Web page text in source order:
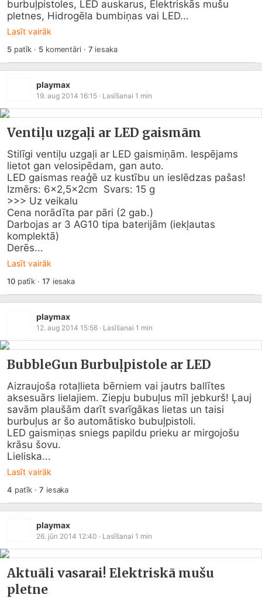
burbuļpistoles, LED auskarus, Elektriskās mušu
pletnes, Hidrogēla bumbiņas vai LED...
Lasīt vairāk
5patīk · 5komentāri · 7 iesaka
playmax
19. aug 2014 16:15 · Lasīšanai 1 min
Ventiļu uzgaļi ar LED gaismām
Stilīgi ventiļu uzgaļi ar LED gaismiņām. Iespējams
lietot gan velosipēdam, gan auto.
LED gaismas reaģē uz kustību un ieslēdzas pašas!
Izmērs: 6×2,5x2cm  Svars: 15 g
>>> Uz veikalu
Cena norādīta par pāri (2 gab.)
Darbojas ar 3 AG10 tipa baterijām (iekļautas
komplektā)
Derēs...
Lasīt vairāk
10patīk · 17 iesaka
playmax
12. aug 2014 15:56 · Lasīšanai 1 min
BubbleGun Burbuļpistole ar LED
Aizraujoša rotaļlieta bērniem vai jautrs ballītes
aksesuārs lielajiem. Ziepju bubuļus mīl jebkurš! Ļauj
savām plaušām darīt svarīgākas lietas un taisi
burbuļus ar šo automātisko bubuļpistoli.
LED gaismiņas sniegs papildu prieku ar mirgojošu
krāsu šovu.
Lieliska...
Lasīt vairāk
4 patīk ·7 iesaka
playmax
26. jūn 2014 12:40 · Lasīšanai 1 min
Aktuāli vasarai! Elektriskā mušu
pletne